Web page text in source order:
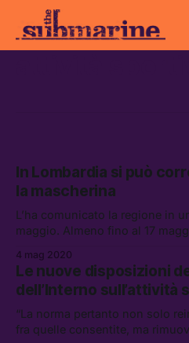
In Lombardia si può
la mascherina
L’ha comunicato la regione in
maggio. Almeno fino al 17
4 mag 2020
Le nuove disposizioni
dell’Interno sull’attività
“La norma pertanto non solo
fra quelle consentite, ma